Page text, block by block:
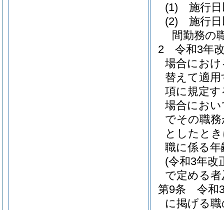
(1)
施行
(2)
施行
間勤務の
2
令和3年
場合にお
替えて適
項に規定
場合にお
でその職
としたと
職に係る
(令和3年改
で定める
第9条
令和
に掲げる